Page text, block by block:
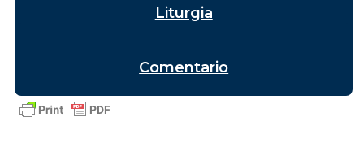
Liturgia
Comentario